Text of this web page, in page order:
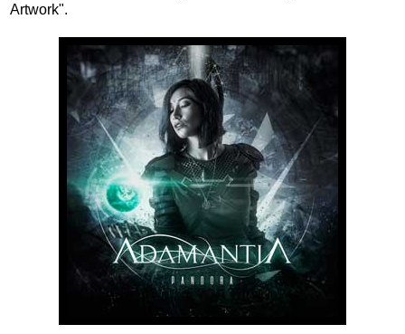
Artwork".